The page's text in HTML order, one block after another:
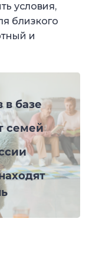
условия,
близкого
и
в базе
семей